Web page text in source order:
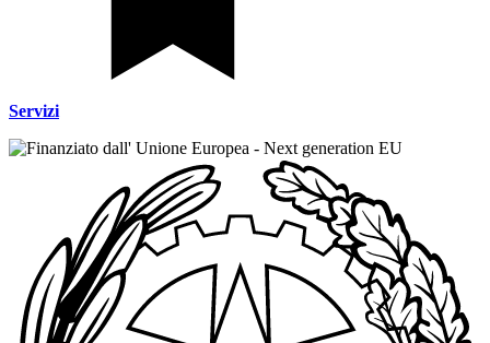
Servizi